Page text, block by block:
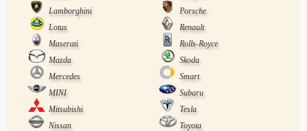
Lamborghini
Porsche
Lotus
Renault
Maserati
Rolls-Royce
Mazda
Skoda
Mercedes
Smart
MINI
Subaru
Mitsubishi
Tesla
Nissan
Toyota